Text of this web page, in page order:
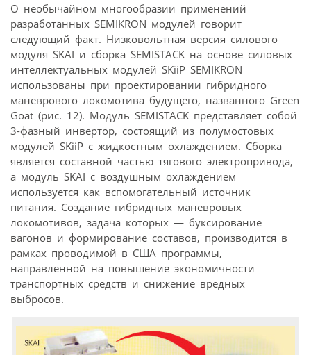
О необычайном многообразии применений
разработанных SEMIKRON модулей говорит
следующий факт. Низковольтная версия силового
модуля SKAI и сборка SEMISTACK на основе силовых
интеллектуальных модулей SKiiP SEMIKRON
использованы при проектировании гибридного
маневрового локомотива будущего, названного Green
Goat (рис. 12). Модуль SEMISTACK представляет собой
3-фазный инвертор, состоящий из полумостовых
модулей SKiiP с жидкостным охлаждением. Сборка
является составной частью тягового электропривода,
а модуль SKAI с воздушным охлаждением
используется как вспомогательный источник
питания. Создание гибридных маневровых
локомотивов, задача которых — буксирование
вагонов и формирование составов, производится в
рамках проводимой в США программы,
направленной на повышение экономичности
транспортных средств и снижение вредных
выбросов.